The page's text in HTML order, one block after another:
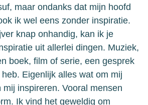
maar ondanks dat mijn hoofd
ik wel eens zonder inspiratie.
knap onhandig, kan ik je
uit allerlei dingen. Muziek,
boek, film of serie, een gesprek
Eigenlijk alles wat om mij
inspireren. Vooral mensen
Ik vind het geweldig om